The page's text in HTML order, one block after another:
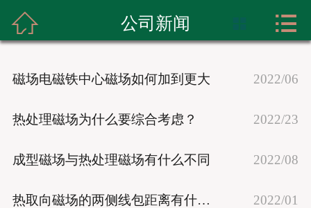
实力展示
新闻资讯
成功案例
 公司新闻 
磁场电磁铁中心磁场如何加到更大 2022/06
热处理磁场为什么要综合考虑？ 2022/23
成型磁场与热处理磁场有什么不同 2022/08
热取向磁场的两侧线包距离有什么不同 2022/01